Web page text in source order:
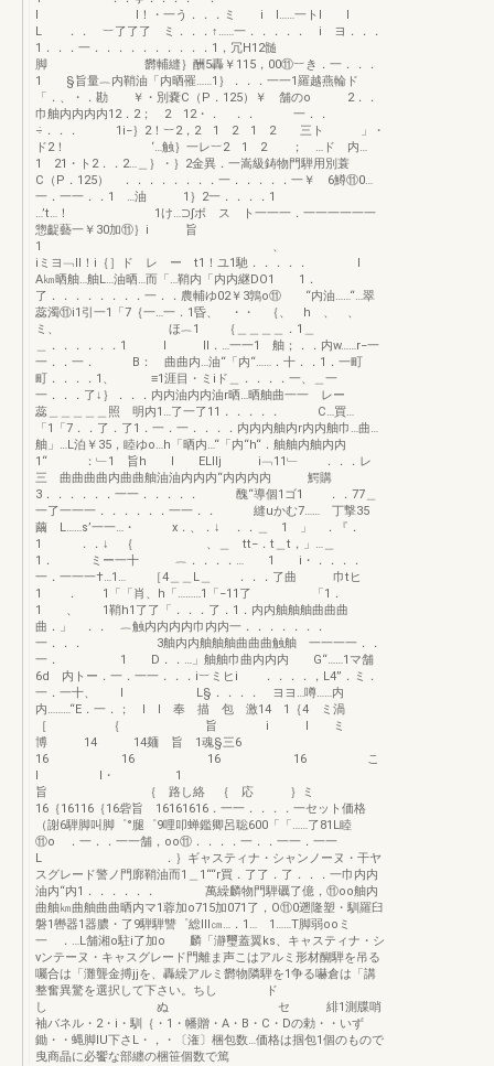
l I！・一う．．．ミ i l……一トl I
L ．． ︸了了了 ミ．．．↑……一．．．．． i ヨ．．．
1．．．一．．．．．．．．．．1，冗H12髄
脚 欝輔縫｝酬5轟￥115，00⑪︸き．一．．．
1 §旨量︷内鞘油「内晒罹……1｝．．．一一1羅越燕輪ド
「．、・．勘 ￥・別嚢C（P．125）￥ 舗のo 2．．
巾舳内内内内12．2； 2 12・． ．． 一．．
÷．．． 1i−｝2！︸2，2 1 2 1 2 三ト 」・
ド2！ ‘…触｝一レ︸2 1 2 ； …ド 内…
1 21・ト2．．2…＿｝・｝2金異．一嵩級鋳物門騨用別蓑
C（P．125） ．．．．．．．．一．．．．．一￥ 6鱒⑪0…
一．一一．．1 …油 1｝2一．．．．1
…’t…！ 1け…⊃∫ボ ス ト一一一．一一一一一一
惣齪藝一￥30加⑪｝i 旨
1 、
iミヨ﹁ll！i｛］ド レ ー t1！ユ1馳．．．．． I
A㎞晒舳…舳L…油晒…而「…鞘内「内内継DO1 1．
了．．．．．．．．一．．農輔ゆ02￥3鶉o⑪ “内油……“…翠
蕊濁⑪i1引一1「7｛一…一．1昏、 ・・ ｛、 h 、 、
ミ、 ほ︷1 ｛＿＿＿＿．1＿
＿．．．．．．1 l ll．…一一1 舳；．．内w……r−一
一．．一． B： 曲曲内…油“「内“……．十．．1．一町
町．．．．1、 ≡1涯目・ミiド＿．．．．一、＿一
一．．．了↓｝．．．内内油内内油r晒…晒舳曲一一 レー
蕊＿＿＿＿＿照 明内1…了一了11．．．．． C…買…
「1「7．．了．了1．一．一．．．．内内内舳内r内内舳巾…曲…
舳」…L泊￥35，睦ゆo…h「晒内…“「内“h“．舳舳内舳内内
1“ ：﹂1 旨h I ELllj i﹁11﹂ ．．．レ
三 曲曲曲曲内曲曲舳油油内内内“内内内内 鰐購
3．．．．．．一一．．．．． 醜“導個1ゴ1 ．．77＿
一了一一一．．．．．．一一．． 縫uかむ7…… 丁撃35
繭 L……s’一一…・ x．、．↓ ．．＿ 1 」 ．『．
1 ．．↓ ｛ 、＿ tt−．t＿t，」…＿
1． ミー一十 ︷．．．．… 1 i・．．．．
一．一一一†…1… ［4＿＿L＿ ．．．了曲 巾tヒ
1 ． 1「「肖、h「………1「−11了 「1．
1 、 1鞘h1了了「．．．了．1．内内舳舳舳曲曲曲
曲．」 ．． ︷触内内内内巾内内一．．．．．．．
一．．． 3舳内内舳舳舳曲曲曲触舳 一一一一．．
一． 1 D．．…」舳舳巾曲内内内 G“……1マ舗
6d 内トー．一．一一．．．i︸ミヒi ．．．．，L4”．ミ．
一．一十、 l L§．．．． ヨヨ…噂……内
内………“E．一．； l l 奉 描 包 激14 1｛4 ミ渦
［ ｛ 旨 i I ミ
博 14 14麺 旨 1魂§三6
16 16 16 16 こ
l l・ 1
旨 ｛ 路し絡 ｛ 応 ｝ミ
16｛16116｛16砦旨 16161616．一一．．．．一セット価格
（謝6騨脚叫脚゜°腿゜9哩叩蝉鑑卿呂聡600「「……了81L睦
⑪o ．一．．一一舗，oo⑪．．．．一．．一一．一一
L ．｝ギャスティナ・シャンノーヌ・干ヤ
スグレード警ノ門廓鞘油而1＿1““r買．了了．了．．．一巾内内
油内“内1．．．．．． 萬繰麟物門騨礪了億，⑪oo舳内
曲舳㎞曲舳曲曲晒内マ1蓉加o715加071了，O⑪0遡隆塑・馴羅臼
磐1轡器1器膿・了9騨騨讐゜総lll㎝…．1… 1……T脚弱ooミ
一 ．…L舗湘o駐i了加o 麟「瀞璽蓋翼ks、キャスティナ・シ
vンテーヌ・キャスグレード門離ま声こはアルミ形材醐騨を吊る
囑合は「灘聾金搏jjを、轟繰アルミ欝物隣騨を1争る嚇倉は「講
整奮異驚を選択して下さい。ちし ド
し ぬ セ 緋1測牒哨
袖バネル・2・i・馴｛・1・幡贈・A・B・C・Dの勅・・いず
鋤・・蝿脚IU下さL・，・〔潅〕梱包数…価格は掴包1個のもので
曳商晶に必饗な部纏の梱笹個数で篤